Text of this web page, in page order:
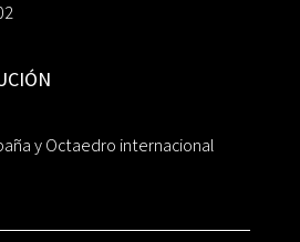
y Octaedro internacional